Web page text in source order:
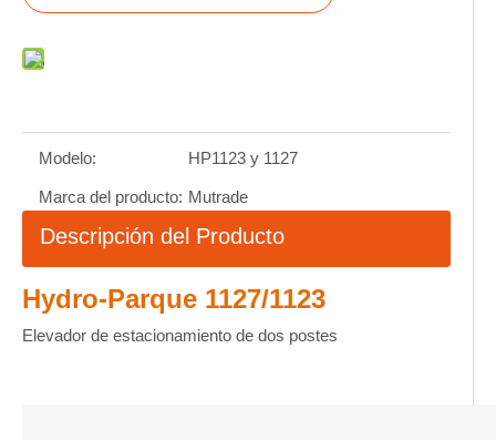
Modelo: HP1123 y 1127
Marca del producto: Mutrade
Descripción del Producto
Hydro-Parque 1127/1123
Elevador de estacionamiento de dos postes